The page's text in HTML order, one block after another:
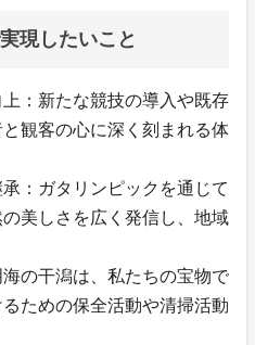
現したいこと
：新たな競技の導入や既存
観客の心に深く刻まれる体
：ガタリンピックを通じて
美しさを広く発信し、地域
の干潟は、私たちの宝物で
ための保全活動や清掃活動